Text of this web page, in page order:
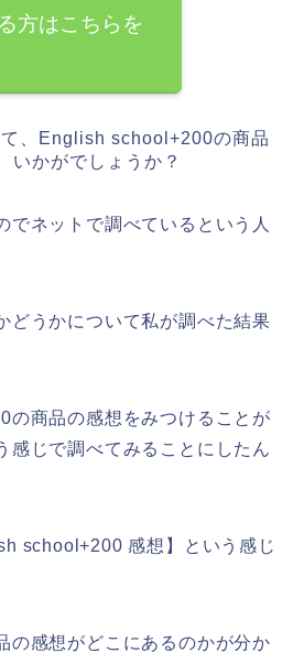
方はこちらを
、English school+200の商品
いかがでしょうか？
ネットで調べているという人
うかについて私が調べた結果
商品の感想をみつけることが
じで調べてみることにしたん
school+200 感想】という感じ
感想がどこにあるのかが分か